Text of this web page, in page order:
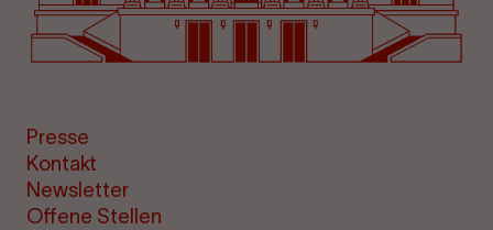
Presse
Kontakt
Newsletter
Offene Stellen